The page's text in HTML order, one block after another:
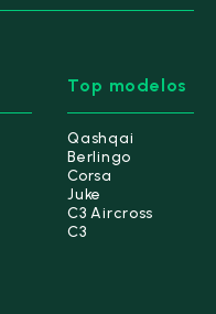
Top modelos
Qashqai
Berlingo
Corsa
Juke
C3 Aircross
C3